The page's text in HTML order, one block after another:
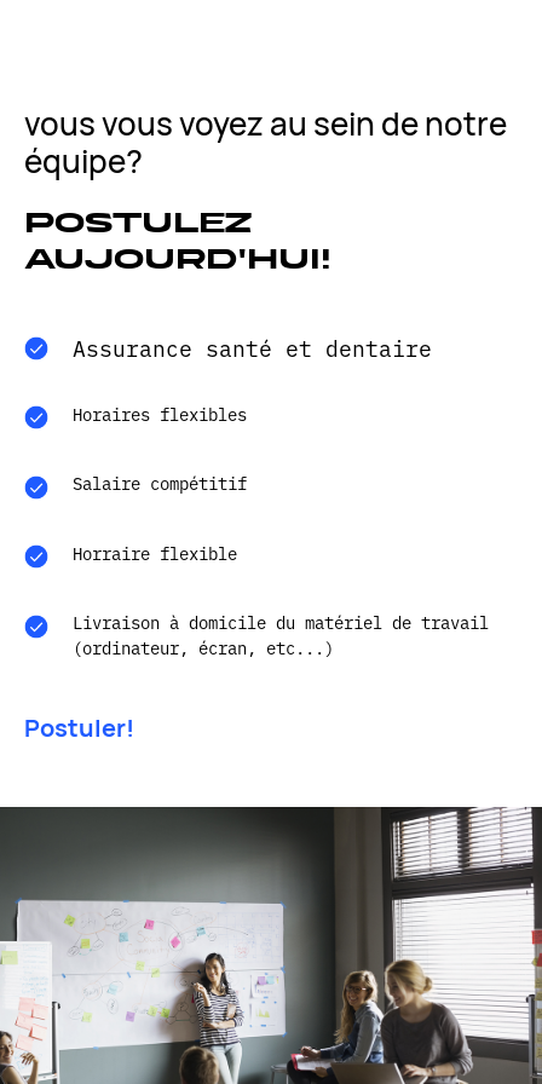
vous vous voyez au sein de notre
équipe?
postulez
aujourd'hui!
Assurance santé et dentaire
Horaires flexibles
Salaire compétitif
Horraire flexible
Livraison à domicile du matériel de travail
(ordinateur, écran, etc...)
Postuler!